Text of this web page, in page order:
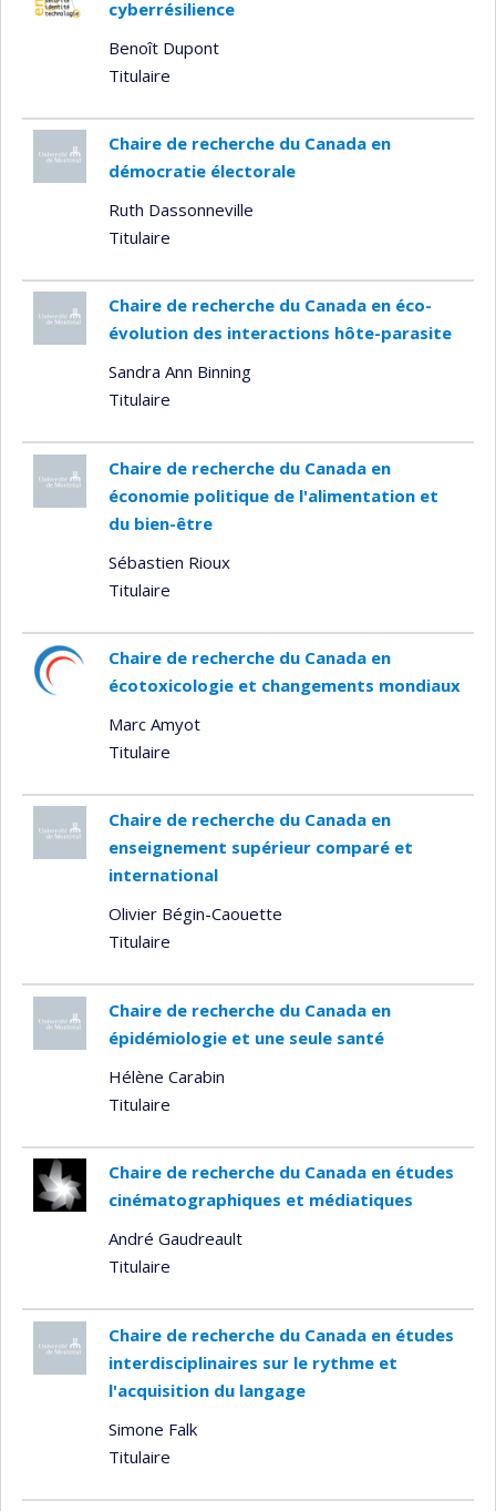
cyberrésilience
Benoît Dupont
Titulaire
Chaire de recherche du Canada en
démocratie électorale
Ruth Dassonneville
Titulaire
Chaire de recherche du Canada en éco-
évolution des interactions hôte-parasite
Sandra Ann Binning
Titulaire
Chaire de recherche du Canada en
économie politique de l'alimentation et
du bien-être
Sébastien Rioux
Titulaire
Chaire de recherche du Canada en
écotoxicologie et changements mondiaux
Marc Amyot
Titulaire
Chaire de recherche du Canada en
enseignement supérieur comparé et
international
Olivier Bégin-Caouette
Titulaire
Chaire de recherche du Canada en
épidémiologie et une seule santé
Hélène Carabin
Titulaire
Chaire de recherche du Canada en études
cinématographiques et médiatiques
André Gaudreault
Titulaire
Chaire de recherche du Canada en études
interdisciplinaires sur le rythme et
l'acquisition du langage
Simone Falk
Titulaire